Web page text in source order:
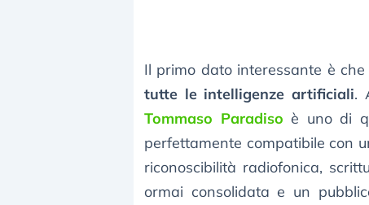
Il primo dato interessante è che
tutte le intelligenze artificiali.
Tommaso Paradiso è uno di
perfettamente compatibile con
riconoscibilità radiofonica,
ormai consolidata e un